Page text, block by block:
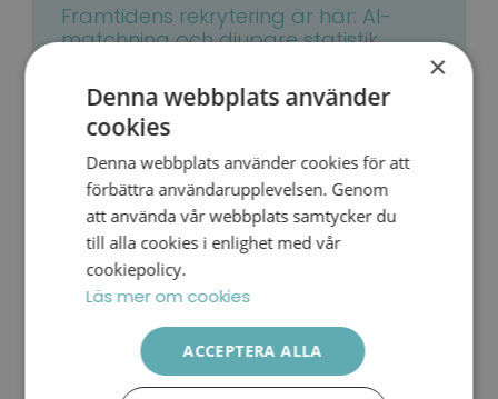
Framtidens rekrytering är här: AI-
matchning och djupare statistik
Vi jobbar långsiktigt och hängivet med att
utveckla ny funktionalitet i våra verktyg. Vår
målsättning är att skapa maximal nytta för er
– våra kunder.
Läs mer »
ENGLISH
×
Denna webbplats använder
cookies
Denna webbplats använder cookies för att
förbättra användarupplevelsen. Genom
att använda vår webbplats samtycker du
till alla cookies i enlighet med vår
cookiepolicy.
Läs mer om cookies
ACCEPTERA ALLA